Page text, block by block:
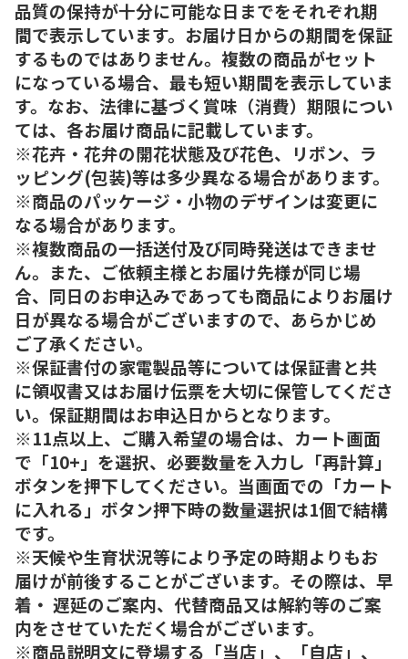
品質の保持が十分に可能な日までをそれぞれ期
間で表示しています。お届け日からの期間を保証
するものではありません。複数の商品がセット
になっている場合、最も短い期間を表示していま
す。なお、法律に基づく賞味（消費）期限につい
ては、各お届け商品に記載しています。
※花卉・花弁の開花状態及び花色、リボン、ラ
ッピング(包装)等は多少異なる場合があります。
※商品のパッケージ・小物のデザインは変更に
なる場合があります。
※複数商品の一括送付及び同時発送はできませ
ん。また、ご依頼主様とお届け先様が同じ場
合、同日のお申込みであっても商品によりお届け
日が異なる場合がございますので、あらかじめ
ご了承ください。
※保証書付の家電製品等については保証書と共
に領収書又はお届け伝票を大切に保管してくださ
い。保証期間はお申込日からとなります。
※11点以上、ご購入希望の場合は、カート画面
で「10+」を選択、必要数量を入力し「再計算」
ボタンを押下してください。当画面での「カート
に入れる」ボタン押下時の数量選択は1個で結構
です。
※天候や生育状況等により予定の時期よりもお
届けが前後することがございます。その際は、早
着・ 遅延のご案内、代替商品又は解約等のご案
内をさせていただく場合がございます。
※商品説明文に登場する「当店」、「自店」、